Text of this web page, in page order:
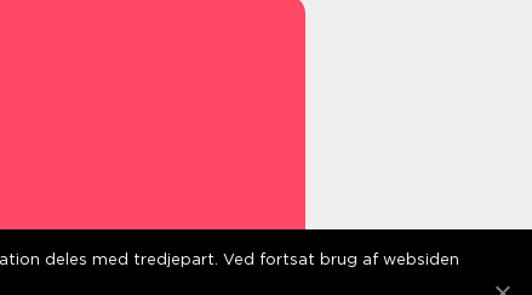
deles med tredjepart. Ved fortsat brug af websiden